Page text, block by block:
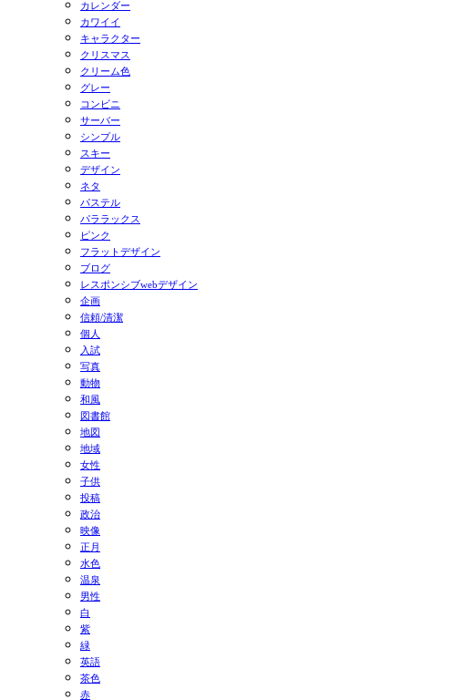
カレンダー
カワイイ
キャラクター
クリスマス
クリーム色
グレー
コンビニ
サーバー
シンプル
スキー
デザイン
ネタ
パステル
パララックス
ピンク
フラットデザイン
ブログ
レスポンシブwebデザイン
企画
信頼/清潔
個人
入試
写真
動物
和風
図書館
地図
地域
女性
子供
投稿
政治
映像
正月
水色
温泉
男性
白
紫
緑
英語
茶色
赤